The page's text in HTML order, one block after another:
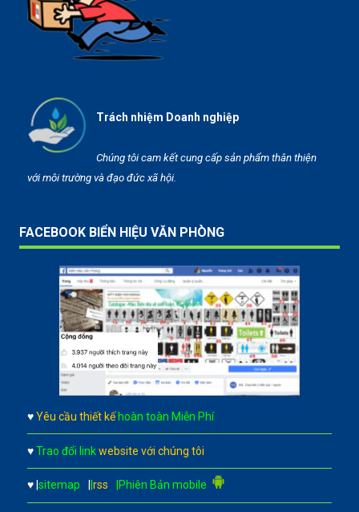
Trách nhiệm Doanh nghiệp
Chúng tôi cam kết cung cấp sản phẩm thân thiện
với môi trường và đạo đức xã hội.
FACEBOOK BIỂN HIỆU VĂN PHÒNG
♥ Yêu cầu thiết kế hoàn toàn Miễn Phí
♥ Trao đổi link website với chúng tôi
♥ |sitemap |rss |Phiên Bản mobile